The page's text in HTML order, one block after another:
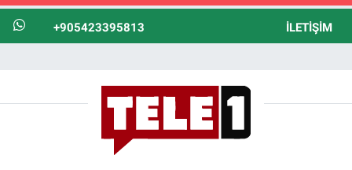
+905423395813 İLETIŞIM